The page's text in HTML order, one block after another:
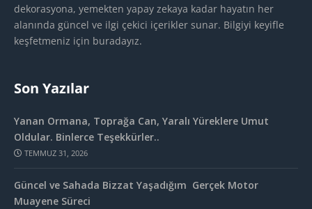
dekorasyona, yemekten yapay zekaya kadar hayatın her
alanında güncel ve ilgi çekici içerikler sunar. Bilgiyi keyifle
keşfetmeniz için buradayız.
Son Yazılar
Yanan Ormana, Toprağa Can, Yaralı Yüreklere Umut
Oldular. Binlerce Teşekkürler..
TEMMUZ 31, 2026
Güncel ve Sahada Bizzat Yaşadığım Gerçek Motor
Muayene Süreci